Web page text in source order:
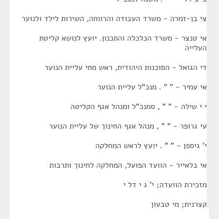
צי בן-זמרה - משרד העבודה והרווחה, השירות לילד ולנוער
אי טנצר - משרד הכלכלה והתכנון. יועץ לנושא קליטת
העלייה
די הגואל - הסוכנות היהודית, ראש מחי עליית הנוער
אי עמיר - " " . מנכ"ל עליית הנוער
י י שילה - " " , סמנכ"ל ומנהל אגף הקליטה
עי גרופר - " " , מנהל אגף החינוך של עליית הנוער
י' גיספן - " " . יועץ לראש המחלקה
אי בלאייר - הוועד הפועל, המחלקה לחינוך ותרבות
מזכירת הוועדה; י' ג י דל י
קצרנית; מי טבעון